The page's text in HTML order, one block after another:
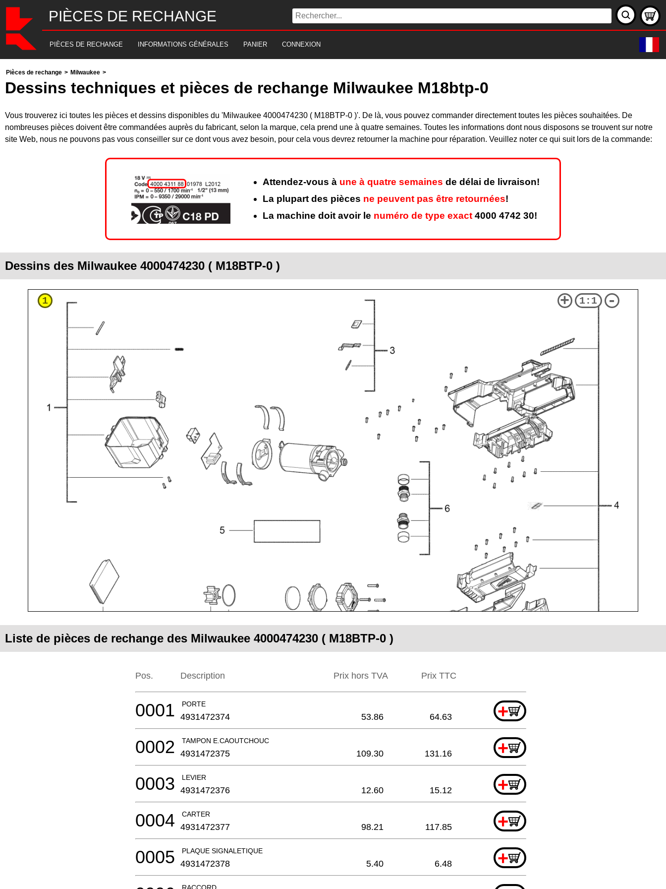
PIÈCES DE RECHANGE
PIÈCES DE RECHANGE INFORMATIONS GÉNÉRALES PANIER CONNEXION
Pièces de rechange > Milwaukee >
Dessins techniques et pièces de rechange Milwaukee M18btp-0
Vous trouverez ici toutes les pièces et dessins disponibles du 'Milwaukee 4000474230 ( M18BTP-0 )'. De là, vous pouvez commander directement toutes les pièces souhaitées. De
nombreuses pièces doivent être commandées auprès du fabricant, selon la marque, cela prend une à quatre semaines. Toutes les informations dont nous disposons se trouvent sur notre
site Web, nous ne pouvons pas vous conseiller sur ce dont vous avez besoin, pour cela vous devrez retourner la machine pour réparation. Veuillez noter ce qui suit lors de la commande:
Attendez-vous à une à quatre semaines de délai de livraison!
La plupart des pièces ne peuvent pas être retournées!
La machine doit avoir le numéro de type exact 4000 4742 30!
Dessins des Milwaukee 4000474230 ( M18BTP-0 )
1 + 1:1 -
Liste de pièces de rechange des Milwaukee 4000474230 ( M18BTP-0 )
Pos. Description Prix hors TVA Prix ​​TTC
PORTE +
0001 4931472374 53.86 64.63
TAMPON E.CAOUTCHOUC +
0002 4931472375 109.30 131.16
LEVIER +
0003 4931472376 12.60 15.12
CARTER +
0004 4931472377 98.21 117.85
PLAQUE SIGNALETIQUE +
0005 4931472378 5.40 6.48